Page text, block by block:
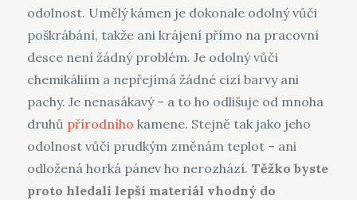
odolnost. Umělý kámen je dokonale odolný vůči
poškrábání, takže ani krájení přímo na pracovní
desce není žádný problém. Je odolný vůči
chemikáliím a nepřejímá žádné cizí barvy ani
pachy. Je nenasákavý – a to ho odlišuje od mnoha
druhů přírodního kamene. Stejně tak jako jeho
odolnost vůči prudkým změnám teplot – ani
odložená horká pánev ho nerozhází. Těžko byste
proto hledali lepší materiál vhodný do